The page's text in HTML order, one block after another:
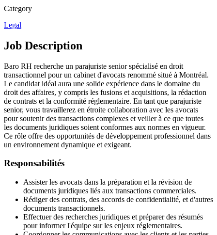
Category
Legal
Job Description
Baro RH recherche un parajuriste senior spécialisé en droit
transactionnel pour un cabinet d'avocats renommé situé à Montréal.
Le candidat idéal aura une solide expérience dans le domaine du
droit des affaires, y compris les fusions et acquisitions, la rédaction
de contrats et la conformité réglementaire. En tant que parajuriste
senior, vous travaillerez en étroite collaboration avec les avocats
pour soutenir des transactions complexes et veiller à ce que toutes
les documents juridiques soient conformes aux normes en vigueur.
Ce rôle offre des opportunités de développement professionnel dans
un environnement dynamique et exigeant.
Responsabilités
Assister les avocats dans la préparation et la révision de
documents juridiques liés aux transactions commerciales.
Rédiger des contrats, des accords de confidentialité, et d'autres
documents transactionnels.
Effectuer des recherches juridiques et préparer des résumés
pour informer l'équipe sur les enjeux réglementaires.